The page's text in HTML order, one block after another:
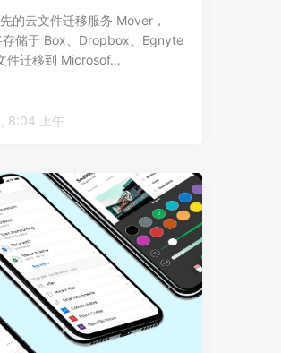
的云文件迁移服务 Mover，
储于 Box、Dropbox、Egnyte
件迁移到 Microsof…
2019 年 10 月 22 日, 8:04 上午